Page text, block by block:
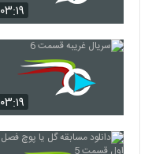
۰۳:۱۹
۰۳:۱۹